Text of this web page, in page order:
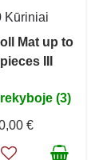
Kūriniai
Mat up to
III
(3)
€